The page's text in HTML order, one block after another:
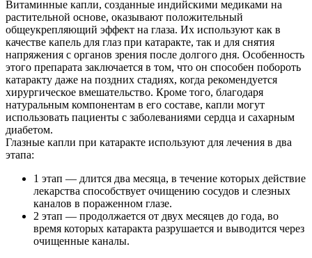
Витаминные капли, созданные индийскими медиками на
растительной основе, оказывают положительный
общеукрепляющий эффект на глаза. Их используют как в
качестве капель для глаз при катаракте, так и для снятия
напряжения с органов зрения после долгого дня. Особенность
этого препарата заключается в том, что он способен побороть
катаракту даже на поздних стадиях, когда рекомендуется
хирургическое вмешательство. Кроме того, благодаря
натуральным компонентам в его составе, капли могут
использовать пациенты с заболеваниями сердца и сахарным
диабетом.
Глазные капли при катаракте используют для лечения в два
этапа:
1 этап — длится два месяца, в течение которых действие
лекарства способствует очищению сосудов и слезных
каналов в пораженном глазе.
2 этап — продолжается от двух месяцев до года, во
время которых катаракта разрушается и выводится через
очищенные каналы.